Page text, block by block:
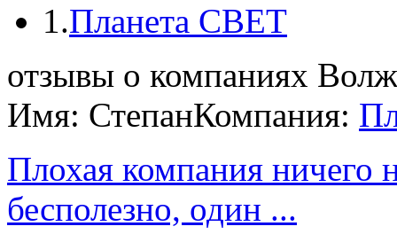
1.Планета СВЕТ
отзывы о компаниях
Имя: СтепанКомпания:
Плохая компания ничего
бесполезно, один ...